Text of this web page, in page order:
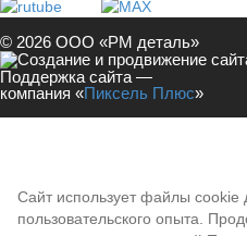
© 2026 ООО «РМ деталь»
Поддержка сайта —
компания «Пиксель Плюс»
Сайт использует файлы cookie
пользовательского опыта.